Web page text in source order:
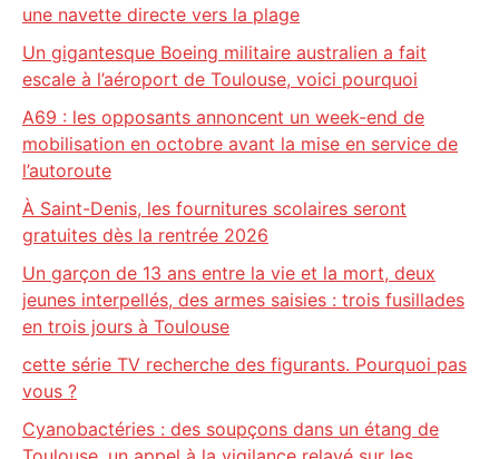
une navette directe vers la plage
Un gigantesque Boeing militaire australien a fait
escale à l’aéroport de Toulouse, voici pourquoi
A69 : les opposants annoncent un week-end de
mobilisation en octobre avant la mise en service de
l’autoroute
À Saint-Denis, les fournitures scolaires seront
gratuites dès la rentrée 2026
Un garçon de 13 ans entre la vie et la mort, deux
jeunes interpellés, des armes saisies : trois fusillades
en trois jours à Toulouse
cette série TV recherche des figurants. Pourquoi pas
vous ?
Cyanobactéries : des soupçons dans un étang de